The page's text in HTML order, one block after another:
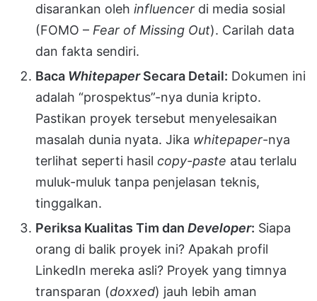
disarankan oleh influencer di media sosial
(FOMO – Fear of Missing Out). Carilah data
dan fakta sendiri.
Baca WhitepaperSecara Detail: Dokumen ini
adalah “prospektus”-nya dunia kripto.
Pastikan proyek tersebut menyelesaikan
masalah dunia nyata. Jika whitepaper-nya
terlihat seperti hasil copy-paste atau terlalu
muluk-muluk tanpa penjelasan teknis,
tinggalkan.
Periksa Kualitas Tim dan Developer: Siapa
orang di balik proyek ini? Apakah profil
LinkedIn mereka asli? Proyek yang timnya
transparan (doxxed) jauh lebih aman